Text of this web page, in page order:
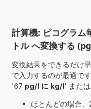
計算機: ピコグラム
トル へ変換する
変換結果をできるだけ
で入力するのが最適で
'67 pg/l に kg/l' また
ほとんどの場合